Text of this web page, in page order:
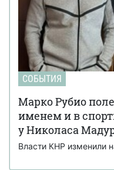
СОБЫТИЯ
Марко Рубио
именем и в
у Николаса
Власти КНР изменили